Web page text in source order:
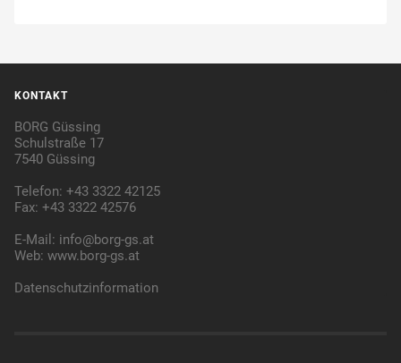
KONTAKT
BORG Güssing
Schulstraße 17
7540 Güssing
Telefon: +43 3322 42125
Fax: +43 3322 42576
E-Mail: info@borg-gs.at
Web:www.borg-gs.at
Datenschutzinformation